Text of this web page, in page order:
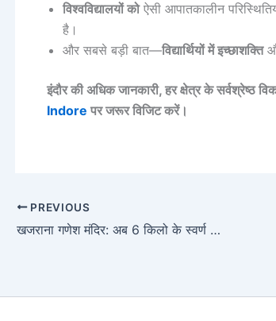
विश्वविद्यालयों कोऐसी आपातकालीन
है।
और सबसे बड़ी बात—विद्यार्थियों में इच्छाशक्ति
इंदौर की अधिक जानकारी, हर क्षेत्र के सर्वश्रेष्ठ
Indore पर जरूर विजिट करें।
PREVIOUS
खजराना गणेश मंदिर: अब 6 किलो के स्वर्ण मुकुट से दमकेगी इंदौर की आस्था